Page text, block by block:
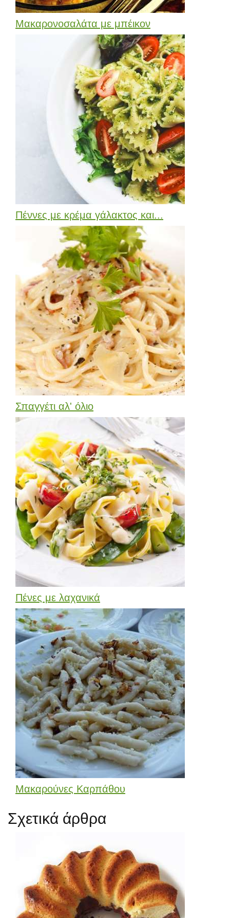
Μακαρονοσαλάτα με μπέικον
Πέννες με κρέμα γάλακτος και...
Σπαγγέτι αλ' όλιο
Πένες με λαχανικά
Μακαρούνες Καρπάθου
Σχετικά άρθρα